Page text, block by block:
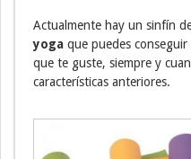
Actualmente hay un sinfín
yoga que puedes
que te guste, siempre y
características anteriores.